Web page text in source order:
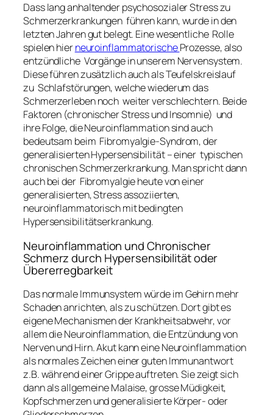
Dass lang anhaltender psychosozialer Stress zu
Schmerzerkrankungen führen kann, wurde in den
letzten Jahren gut belegt. Eine wesentliche Rolle
spielen hierneuroinflammatorischeProzesse, also
entzündliche Vorgänge in unserem Nervensystem.
Diese führen zusätzlich auch als Teufelskreislauf
zu Schlafstörungen, welche wiederum das
Schmerzerleben noch weiter verschlechtern. Beide
Faktoren (chronischer Stress und Insomnie) und
ihre Folge, die Neuroinflammation sind auch
bedeutsam beim Fibromyalgie-Syndrom, der
generalisierten Hypersensibilität – einer typischen
chronischen Schmerzerkrankung. Man spricht dann
auch bei der Fibromyalgie heute von einer
generalisierten, Stress assoziierten,
neuroinflammatorisch mit bedingten
Hypersensibilitätserkrankung.
Neuroinflammation und Chronischer
Schmerz durch Hypersensibilität oder
Übererregbarkeit
Das normale Immunsystem würde im Gehirn mehr
Schaden anrichten, als zu schützen. Dort gibt es
eigene Mechanismen der Krankheitsabwehr, vor
allem die Neuroinflammation, die Entzündung von
Nerven und Hirn. Akut kann eine Neuroinflammation
als normales Zeichen einer guten Immunantwort
z.B. während einer Grippe auftreten. Sie zeigt sich
dann als allgemeine Malaise, grosse Müdigkeit,
Kopfschmerzen und generalisierte Körper- oder